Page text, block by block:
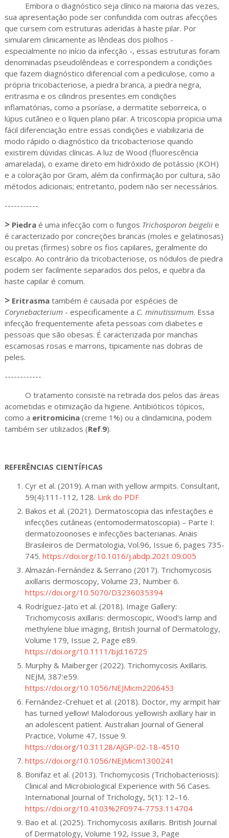
Embora o diagnóstico seja clínico na maioria das vezes,
sua apresentação pode ser confundida com outras afecções
que cursem com estruturas aderidas à haste pilar. Por
simularem clinicamente as lêndeas dos piolhos -
especialmente no início da infecção -, essas estruturas foram
denominadas pseudolêndeas e correspondem a condições
que fazem diagnóstico diferencial com a pediculose, como a
própria tricobacteriose, a piedra branca, a piedra negra,
eritrasma e os cilindros presentes em condições
inflamatórias, como a psoríase, a dermatite seborreica, o
lúpus cutâneo e o líquen plano pilar. A tricoscopia propicia uma
fácil diferenciação entre essas condições e viabilizaria de
modo rápido o diagnóstico da tricobacteriose quando
existirem dúvidas clínicas. A luz de Wood (fluorescência
amarelada), o exame direto em hidróxido de potássio (KOH)
e a coloração por Gram, além da confirmação por cultura, são
métodos adicionais; entretanto, podem não ser necessários.
-----------
> Piedraé uma infecção com o fungos Trichosporon beigeliie
é caracterizado por concreções brancas (moles e gelatinosas)
ou pretas (firmes) sobre os fios capilares, geralmente do
escalpo. Ao contrário da tricobacteriose, os nódulos de piedra
podem ser facilmente separados dos pelos, e quebra da
haste capilar é comum.
> Eritrasmatambém é causada por espécies de
Corynebacterium- especificamente a C. minutissimum. Essa
infecção frequentemente afeta pessoas com diabetes e
pessoas que são obesas. É caracterizada por manchas
escamosas rosas e marrons, tipicamente nas dobras de
peles.
------------
O tratamento consiste na retirada dos pelos das áreas
acometidas e otimização da higiene. Antibióticos tópicos,
como a eritromicina(creme 1%) ou a clindamicina, podem
também ser utilizados (Ref.9).
REFERÊNCIAS CIENTÍFICAS
Cyr et al. (2019). A man with yellow armpits. Consultant,
59(4):111-112, 128. Link do PDF
Bakos et al. (2021). Dermatoscopia das infestações e
infecções cutâneas (entomodermatoscopia) – Parte I:
dermatozoonoses e infecções bacterianas. Anais
Brasileiros de Dermatologia, Vol.96, Issue 6, pages 735-
745. https://doi.org/10.1016/j.abdp.2021.09.005
Almazán-Fernández & Serrano (2017). Trichomycosis
axillaris dermoscopy, Volume 23, Number 6.
https://doi.org/10.5070/D3236035394
Rodríguez-Jato et al. (2018). Image Gallery:
Trichomycosis axillaris: dermoscopic, Wood's lamp and
methylene blue imaging, British Journal of Dermatology,
Volume 179, Issue 2, Page e89.
https://doi.org/10.1111/bjd.16725
Murphy & Maiberger (2022). Trichomycosis Axillaris.
NEJM, 387:e59.
https://doi.org/10.1056/NEJMicm2206453
Fernández-Crehuet et al. (2018). Doctor, my armpit hair
has turned yellow! Malodorous yellowish axillary hair in
an adolescent patient. Australian Journal of General
Practice, Volume 47, Issue 9.
https://doi.org/10.31128/AJGP-02-18-4510
https://doi.org/10.1056/NEJMicm1300241
Bonifaz et al. (2013). Trichomycosis (Trichobacteriosis):
Clinical and Microbiological Experience with 56 Cases.
International Journal of Trichology, 5(1): 12–16.
https://doi.org/10.4103%2F0974-7753.114704
Bao et al. (2025). Trichomycosis axillaris. British Journal
of Dermatology, Volume 192, Issue 3, Page